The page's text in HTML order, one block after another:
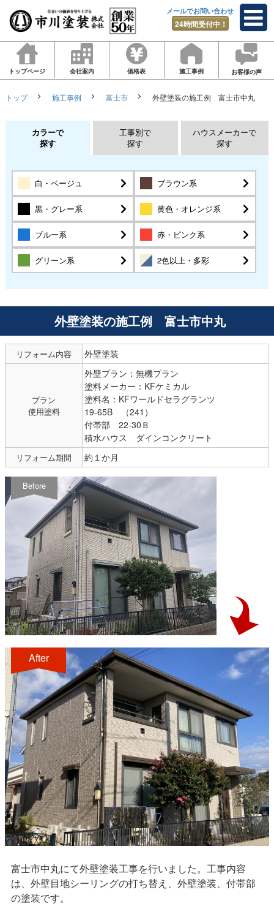
メールでお問い合わせ
24時間受付中！
トップページ 会社案内 価格表 施工事例 お客様の声
トップ 施工事例 富士市 外壁塗装の施工例 富士市中丸
カラーで
探す
工事別で
探す
ハウスメーカーで
探す
白・ベージュ ブラウン系
黒・グレー系 黄色・オレンジ系
ブルー系 赤・ピンク系
グリーン系 2色以上・多彩
外壁塗装の施工例 富士市中丸
リフォーム内容 外壁塗装
プラン
使用塗料
外壁プラン：無機プラン
塗料メーカー：KFケミカル
塗料名：KFワールドセラグランツ
19-65B （241）
付帯部 22-30Ｂ
積水ハウス ダインコンクリート
リフォーム期間 約１か月
Before
After
富士市中丸にて外壁塗装工事を行いました。工事内容
は、外壁目地シーリングの打ち替え、外壁塗装、付帯部
の塗装です。